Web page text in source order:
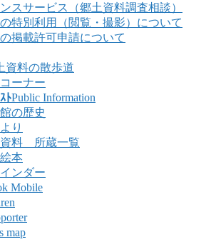
スサービス（郷土資料調査相談）
特別利用（閲覧・撮影）について
掲載許可申請について
資料の散歩道
ーナー
ﾄPublic Information
の歴史
り
資料 所蔵一覧
本
ンダー
Mobile
map